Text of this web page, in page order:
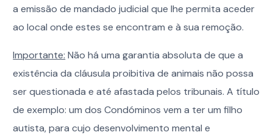
a emissão de mandado judicial que lhe permita aceder
ao local onde estes se encontram e à sua remoção.
Importante: Não há uma garantia absoluta de que a
existência da cláusula proibitiva de animais não possa
ser questionada e até afastada pelos tribunais. A título
de exemplo: um dos Condóminos vem a ter um filho
autista, para cujo desenvolvimento mental e